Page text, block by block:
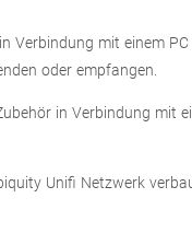
Verbindung mit einem
oder empfangen.
in Verbindung mit
Unifi Netzwerk